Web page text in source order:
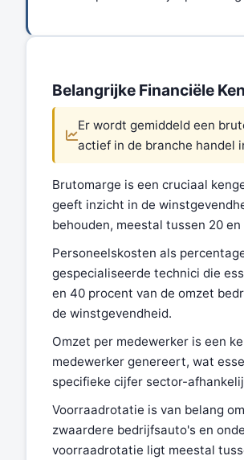
Belangrijke Financiële
Er wordt gemiddeld een
actief in de branche handel
Brutomarge is een cruciaal
geeft inzicht in de
behouden, meestal tussen 20
Personeelskosten als
gespecialiseerde technici die
en 40 procent van de omzet
de winstgevendheid.
Omzet per medewerker is een
medewerker genereert, wat
specifieke cijfer sector-
Voorraadrotatie is van belang
zwaardere bedrijfsauto's en
voorraadrotatie ligt meestal